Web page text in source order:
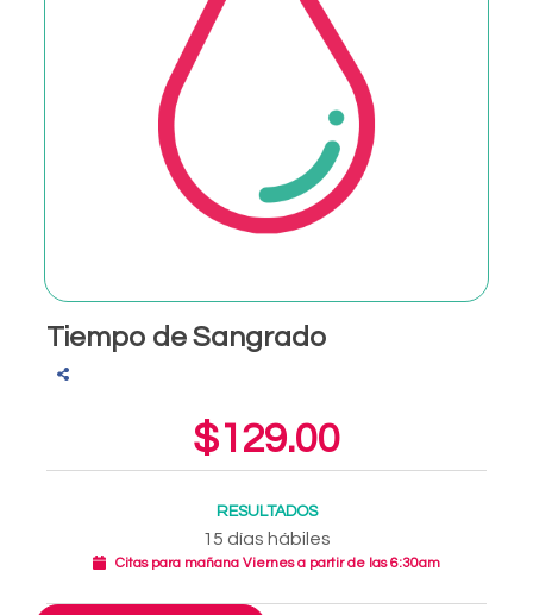
Tiempo de Sangrado
$129.00
RESULTADOS
15 días hábiles
Citas para mañana Viernes a partir de las 6:30am